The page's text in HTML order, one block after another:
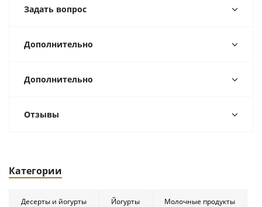
Задать вопрос
Дополнительно
Дополнительно
Отзывы
Категории
Десерты и йогурты Йогурты Молочные продукты